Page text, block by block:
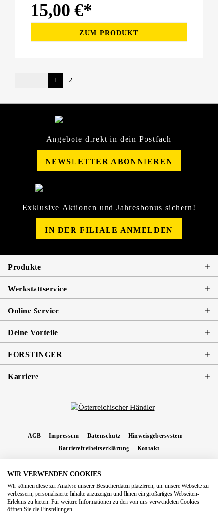
15,00 €*
ZUM PRODUKT
1 2
Angebote direkt in dein Postfach
NEWSLETTER ABONNIEREN
Exklusive Aktionen und Jahresbonus sichern!
IN DER FILIALE ANMELDEN
Produkte
Werkstattservice
Online Service
Deine Vorteile
FORSTINGER
Karriere
AGB Impressum Datenschutz
Hinweisgebersystem
Barrierefreiheitserklärung
Kontakt
Nachnahmegebühren, wenn nicht anders angegeben.
Copyright 2026 Forstinger Österreich GmbH
Königstetter Straße 128 - 134/OG3, 3430 Tulln
WIR VERWENDEN COOKIES
Wir können diese zur Analyse unserer Besucherdaten platzieren, um unsere Webseite zu
verbessern, personalisierte Inhalte anzuzeigen und Ihnen ein großartiges Webseiten-
Erlebnis zu bieten. Für weitere Informationen zu den von uns verwendeten Cookies
öffnen Sie die Einstellungen.